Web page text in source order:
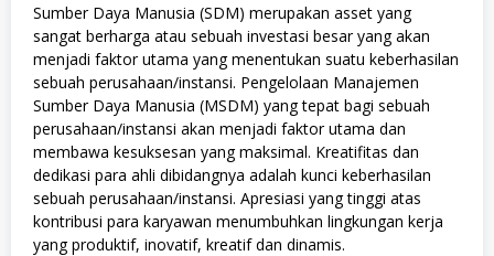
Sumber Daya Manusia (SDM) merupakan asset yang
sangat berharga atau sebuah investasi besar yang akan
menjadi faktor utama yang menentukan suatu keberhasilan
sebuah perusahaan/instansi. Pengelolaan Manajemen
Sumber Daya Manusia (MSDM) yang tepat bagi sebuah
perusahaan/instansi akan menjadi faktor utama dan
membawa kesuksesan yang maksimal. Kreatifitas dan
dedikasi para ahli dibidangnya adalah kunci keberhasilan
sebuah perusahaan/instansi. Apresiasi yang tinggi atas
kontribusi para karyawan menumbuhkan lingkungan kerja
yang produktif, inovatif, kreatif dan dinamis.